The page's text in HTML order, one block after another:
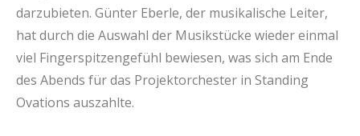
darzubieten. Günter Eberle, der musikalische Leiter,
hat durch die Auswahl der Musikstücke wieder einmal
viel Fingerspitzengefühl bewiesen, was sich am Ende
des Abends für das Projektorchester in Standing
Ovations auszahlte.